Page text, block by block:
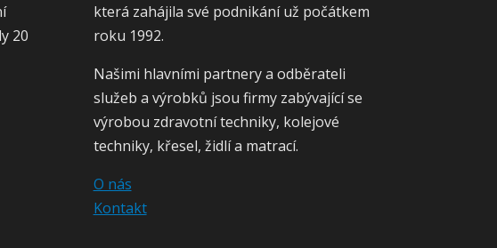
20
která zahájila své podnikání už počátkem
roku 1992.
Našimi hlavními partnery a odběrateli
služeb a výrobků jsou firmy zabývající se
výrobou zdravotní techniky, kolejové
techniky, křesel, židlí a matrací.
O nás
Kontakt